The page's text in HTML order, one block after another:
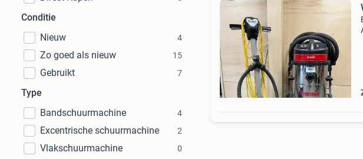
Conditie
Nieuw
4
Zo goed als nieuw 15
Gebruikt 7
Type
Bandschuurmachine
4
Excentrische schuurmachine 2
Vlakschuurmachine 0